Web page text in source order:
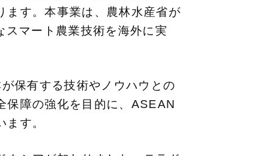
ます。本事業は、農林水産省が
マート農業技術を海外に実
保有する技術やノウハウとの
保障の強化を目的に、ASEAN
す。